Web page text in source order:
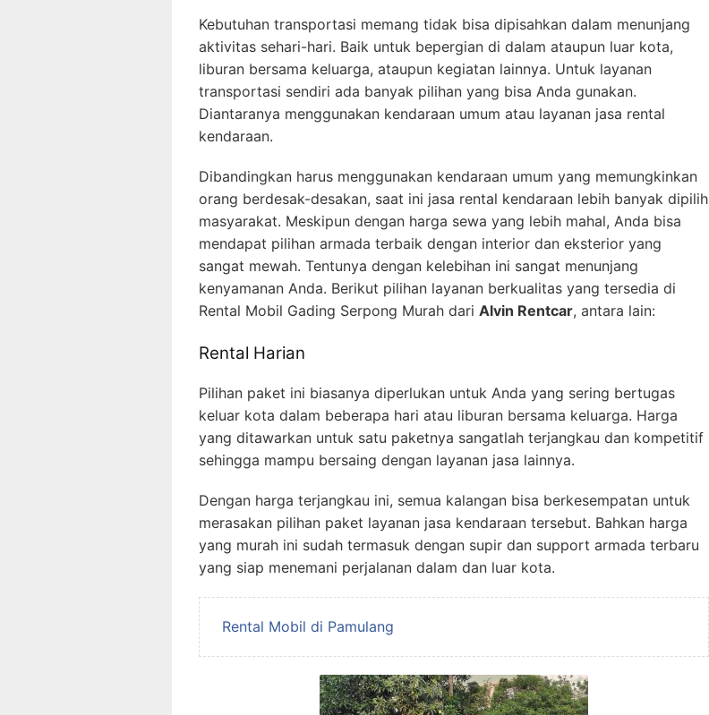
Kebutuhan transportasi memang tidak bisa dipisahkan dalam menunjang
aktivitas sehari-hari. Baik untuk bepergian di dalam ataupun luar kota,
liburan bersama keluarga, ataupun kegiatan lainnya. Untuk layanan
transportasi sendiri ada banyak pilihan yang bisa Anda gunakan.
Diantaranya menggunakan kendaraan umum atau layanan jasa rental
kendaraan.
Dibandingkan harus menggunakan kendaraan umum yang memungkinkan
orang berdesak-desakan, saat ini jasa rental kendaraan lebih banyak dipilih
masyarakat. Meskipun dengan harga sewa yang lebih mahal, Anda bisa
mendapat pilihan armada terbaik dengan interior dan eksterior yang
sangat mewah. Tentunya dengan kelebihan ini sangat menunjang
kenyamanan Anda. Berikut pilihan layanan berkualitas yang tersedia di
Rental Mobil Gading Serpong Murah dari Alvin Rentcar, antara lain:
Rental Harian
Pilihan paket ini biasanya diperlukan untuk Anda yang sering bertugas
keluar kota dalam beberapa hari atau liburan bersama keluarga. Harga
yang ditawarkan untuk satu paketnya sangatlah terjangkau dan kompetitif
sehingga mampu bersaing dengan layanan jasa lainnya.
Dengan harga terjangkau ini, semua kalangan bisa berkesempatan untuk
merasakan pilihan paket layanan jasa kendaraan tersebut. Bahkan harga
yang murah ini sudah termasuk dengan supir dan support armada terbaru
yang siap menemani perjalanan dalam dan luar kota.
Rental Mobil di Pamulang